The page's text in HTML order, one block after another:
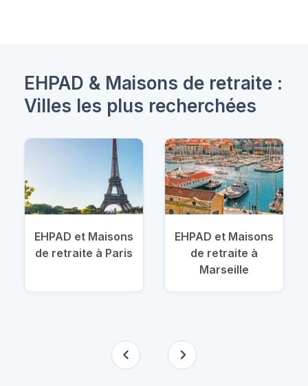
EHPAD & Maisons de retraite :
Villes les plus recherchées
EHPAD et Maisons
de retraite à Paris
EHPAD et Maisons
de retraite à
Marseille